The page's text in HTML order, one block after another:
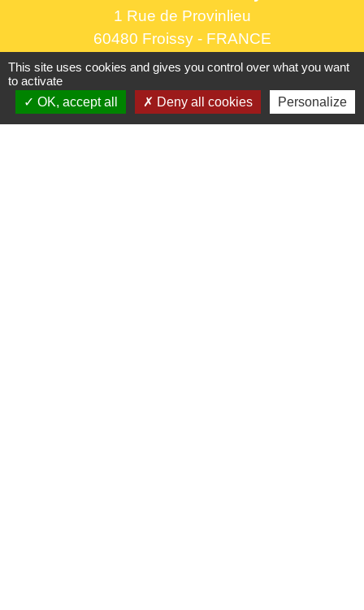
1 Rue de Provinlieu
60480 Froissy - FRANCE
+33 3 44 80 82 84
Contact par formulaire
This site uses cookies and gives you control over what you want
to activate
OK, accept all
Deny all cookies Personalize